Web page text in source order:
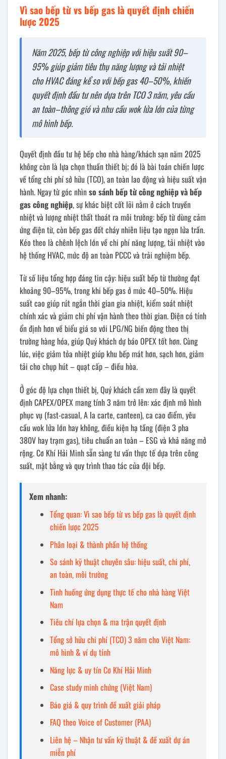
Vì sao bếp từ vs bếp gas là quyết định chiến
lược 2025
Năm 2025, bếp từ công nghiệp với hiệu suất 90–
95% giúp giảm tiêu thụ năng lượng và tải nhiệt
cho HVAC đáng kể so với bếp gas 40–50%, khiến
quyết định đầu tư nên dựa trên TCO 3 năm, yêu cầu
an toàn–thông gió và nhu cầu wok lửa lớn của từng
mô hình bếp.
Quyết định đầu tư hệ bếp cho nhà hàng/khách sạn năm 2025
không còn là lựa chọn thuần thiết bị; đó là bài toán chiến lược
về tổng chi phí sở hữu (TCO), an toàn lao động và hiệu suất vận
hành. Ngay từ góc nhìnso sánh bếp từ công nghiệp và bếp
gas công nghiệp, sự khác biệt cốt lõi nằm ở cách truyền
nhiệt và lượng nhiệt thất thoát ra môi trường: bếp từ dùng cảm
ứng điện từ, còn bếp gas đốt cháy nhiên liệu tạo ngọn lửa trần.
Kéo theo là chênh lệch lớn về chi phí năng lượng, tải nhiệt vào
hệ thống HVAC, mức độ an toàn PCCC và trải nghiệm bếp.
Từ số liệu tổng hợp đáng tin cậy: hiệu suất bếp từ thường đạt
khoảng 90–95%, trong khi bếp gas ở mức 40–50%. Hiệu
suất cao giúp rút ngắn thời gian gia nhiệt, kiểm soát nhiệt
chính xác và giảm chi phí vận hành theo thời gian. Điện có tính
ổn định hơn về biểu giá so với LPG/NG biến động theo thị
trường hàng hóa, giúp Quý khách dự báo OPEX tốt hơn. Cùng
lúc, việc giảm tỏa nhiệt giúp khu bếp mát hơn, sạch hơn, giảm
tải cho chụp hút – quạt cấp – điều hòa.
Ở góc độ lựa chọn thiết bị, Quý khách cần xem đây là quyết
định CAPEX/OPEX mang tính 3 năm trở lên: xác định mô hình
phục vụ (fast-casual, A la carte, canteen), ca cao điểm, yêu
cầu wok lửa lớn hay không, điều kiện hạ tầng (điện 3 pha
380V hay trạm gas), tiêu chuẩn an toàn – ESG và khả năng mở
rộng. Cơ Khí Hải Minh sẵn sàng tư vấn thực tế dựa trên công
suất, mặt bằng và quy trình thao tác của đội bếp.
Xem nhanh:
Tổng quan: Vì sao bếp từ vs bếp gas là quyết định
chiến lược 2025
Phân loại & thành phần hệ thống
So sánh kỹ thuật chuyên sâu: hiệu suất, chi phí,
an toàn, môi trường
Tình huống ứng dụng thực tế cho nhà hàng Việt
Nam
Tiêu chí lựa chọn & ma trận quyết định
Tổng sở hữu chi phí (TCO) 3 năm cho Việt Nam:
mô hình & ví dụ tính
Năng lực & uy tín Cơ Khí Hải Minh
Case study minh chứng (Việt Nam)
Báo giá & quy trình đề xuất giải pháp
FAQ theo Voice of Customer (PAA)
Liên hệ – Nhận tư vấn kỹ thuật & đề xuất dự án
miễn phí